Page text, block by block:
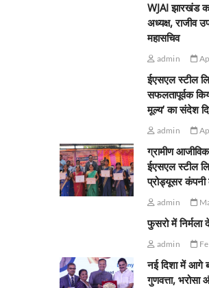
WJAI झारखंड
अध्यक्ष, राजीव
महासचिव
admin
ईएसएल स्टील
सफलतापूर्वक
मूल्य’ का संदेश
admin
ग्रामीण
ईएसएल स्टील
प्रोड्यूसर
admin
फुसरो में निर्मला
admin
नई दिशा में आगे
गुणवत्ता,